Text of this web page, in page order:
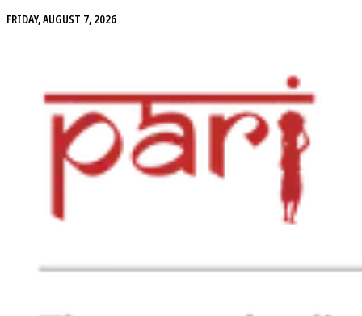
FRIDAY, AUGUST 7, 2026